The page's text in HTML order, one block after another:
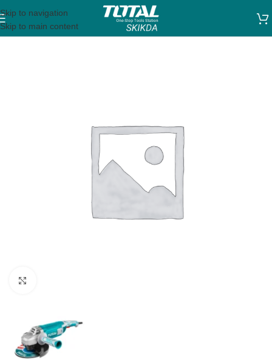
Skip to navigation
Skip to main content